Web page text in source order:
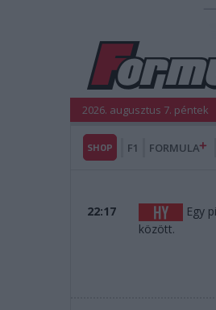
2026. augusztus 7. péntek
SHOP F1 FORMULA
22:17
Egy
között.